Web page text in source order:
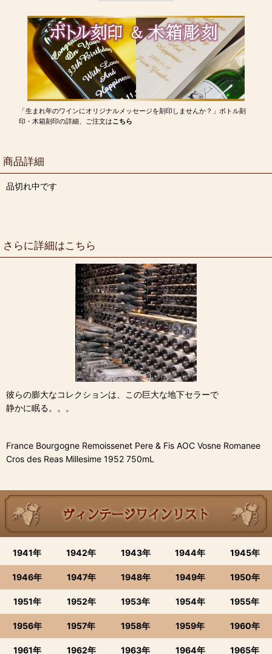
「生まれ年のワインにオリジナルメッセージを刻印しませんか？」ボトル刻
印・木箱刻印の詳細、ご注文はこちら
商品詳細
品切れ中です
さらに詳細はこちら
彼らの膨大なコレクションは、この巨大な地下セラーで
静かに眠る。。。
France Bourgogne Remoissenet Pere & Fis AOC Vosne Romanee
Cros des Reas Millesime 1952 750mL
1941年 1942年 1943年 1944年 1945年
1946年 1947年 1948年 1949年 1950年
1951年 1952年 1953年 1954年 1955年
1956年 1957年 1958年 1959年 1960年
1961年 1962年 1963年 1964年 1965年